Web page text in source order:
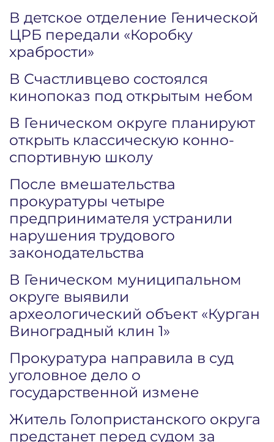
В детское отделение Генической
ЦРБ передали «Коробку
храбрости»
В Счастливцево состоялся
кинопоказ под открытым небом
В Геническом округе планируют
открыть классическую конно-
спортивную школу
После вмешательства
прокуратуры четыре
предпринимателя устранили
нарушения трудового
законодательства
В Геническом муниципальном
округе выявили
археологический объект «Курган
Виноградный клин 1»
Прокуратура направила в суд
уголовное дело о
государственной измене
Житель Голопристанского округа
предстанет перед судом за